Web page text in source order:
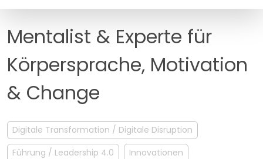
MANAGEMENT
Mentalist & Experte für
Körpersprache, Motivation
& Change
Digitale Transformation / Digitale Disruption
Führung / Leadership 4.0
Innovationen